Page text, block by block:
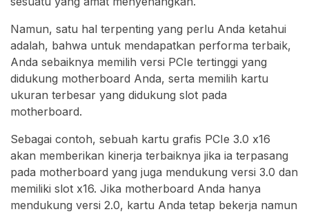
Namun, satu hal terpenting yang perlu Anda ketahui
adalah, bahwa untuk mendapatkan performa terbaik,
Anda sebaiknya memilih versi PCIe tertinggi yang
didukung motherboard Anda, serta memilih kartu
ukuran terbesar yang didukung slot pada
motherboard.
Sebagai contoh, sebuah kartu grafis PCIe 3.0 x16
akan memberikan kinerja terbaiknya jika ia terpasang
pada motherboard yang juga mendukung versi 3.0 dan
memiliki slot x16. Jika motherboard Anda hanya
mendukung versi 2.0, kartu Anda tetap bekerja namun